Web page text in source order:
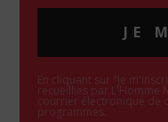
JE
En cliquant sur "Je
recueillies par L'Homme
courrier électronique de
programmes.